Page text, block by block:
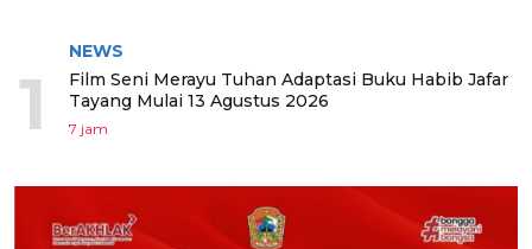
1
NEWS
Film Seni Merayu Tuhan Adaptasi Buku Habib Jafar
Tayang Mulai 13 Agustus 2026
7 jam